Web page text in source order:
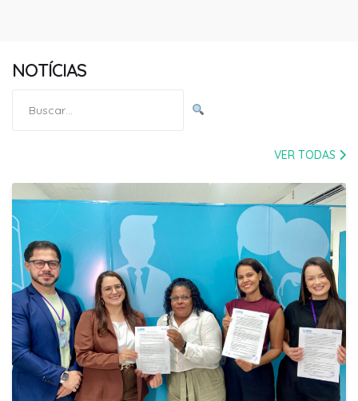
NOTÍCIAS
por:
VER TODAS